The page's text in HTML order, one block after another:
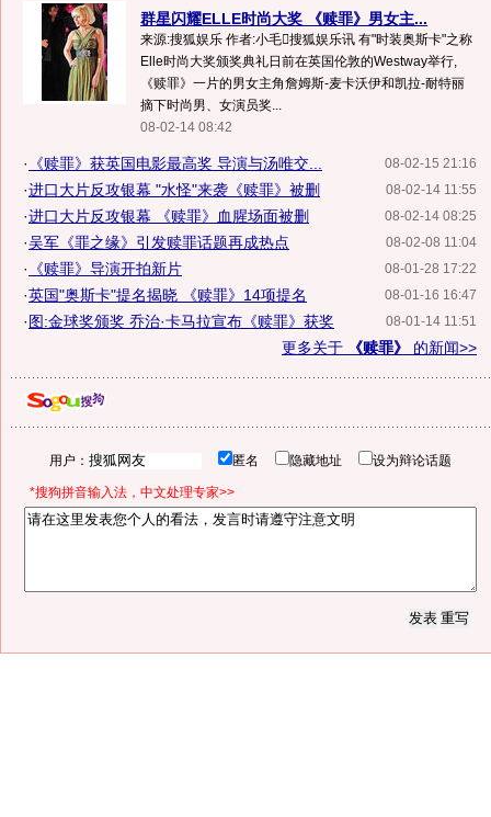
群星闪耀ELLE时尚大奖 《赎罪》男女主...
来源:搜狐娱乐 作者:小毛搜狐娱乐讯 有"时装奥斯卡"之称
Elle时尚大奖颁奖典礼日前在英国伦敦的Westway举行,
《赎罪》一片的男女主角詹姆斯-麦卡沃伊和凯拉-耐特丽
摘下时尚男、女演员奖...
08-02-14 08:42
08-02-15 21:16
· 《赎罪》获英国电影最高奖 导演与汤唯交...
08-02-14 11:55
·进口大片反攻银幕 "水怪"来袭《赎罪》被删
08-02-14 08:25
·进口大片反攻银幕 《赎罪》血腥场面被删
08-02-08 11:04
·吴军《罪之缘》引发赎罪话题再成热点
08-01-28 17:22
· 《赎罪》导演开拍新片
08-01-16 16:47
·英国"奥斯卡"提名揭晓 《赎罪》14项提名
08-01-14 11:51
·图:金球奖颁奖 乔治·卡马拉宣布《赎罪》获奖
更多关于
《赎罪》 的新闻>>
用户： 匿名 隐藏地址 设为辩论话题
*搜狗拼音输入法，中文处理专家>>